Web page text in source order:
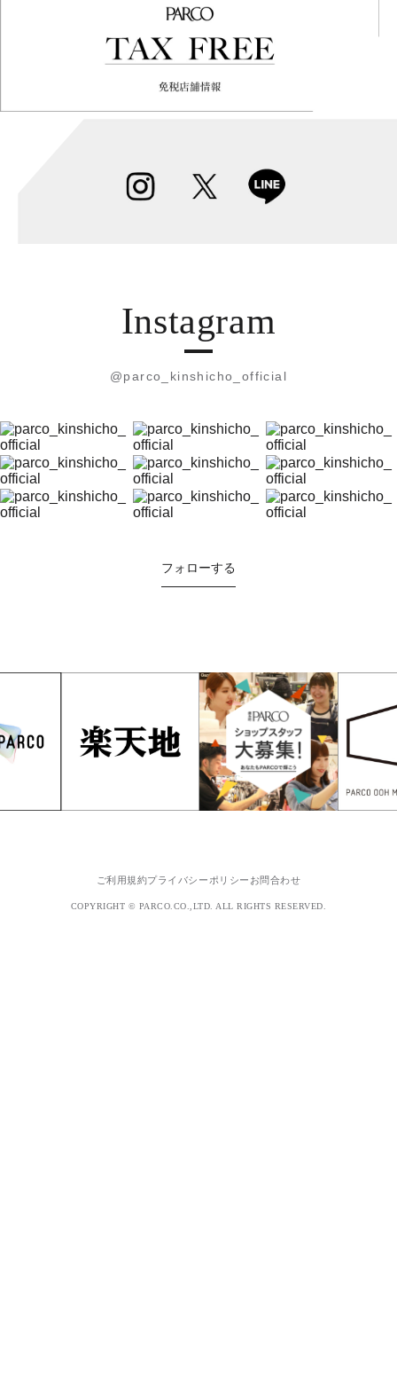
Instagram
@parco_kinshicho_official
フォローする
ご利用規約プライバシーポリシー お問合わせ
COPYRIGHT © PARCO.CO.,LTD. ALL RIGHTS RESERVED.